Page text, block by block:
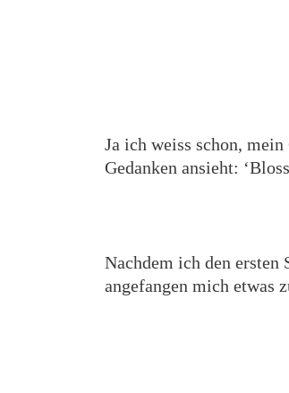
Ja ich weiss schon,
Gedanken ansieht:
Nachdem ich den ersten
angefangen mich etwas